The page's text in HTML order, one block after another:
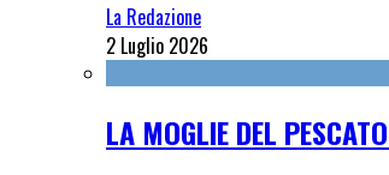
La Redazione
2 Luglio 2026
LA MOGLIE DEL